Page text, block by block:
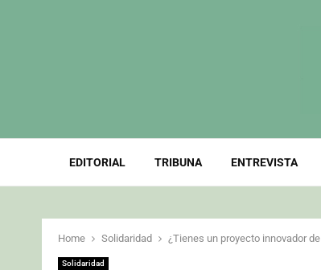
EDITORIAL TRIBUNA ENTREVISTA
Home Solidaridad ¿Tienes un proyecto innovador
Solidaridad